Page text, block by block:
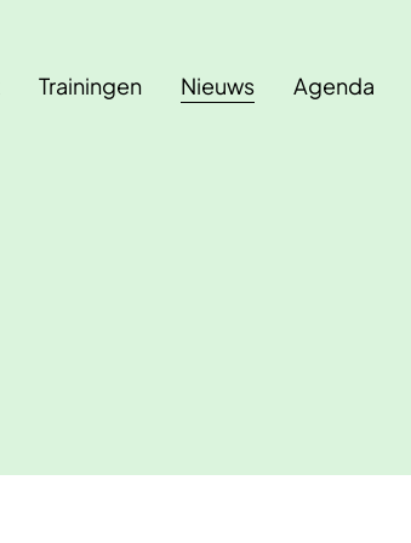
Trainingen Nieuws Agenda